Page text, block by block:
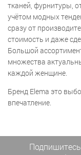
тканей, фурнитуры,
учётом модных
сразу от
стоимость и даже
Большой
множества
каждой женщине.
Бренд Elema это
впечатление.